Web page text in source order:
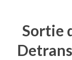
Sortie